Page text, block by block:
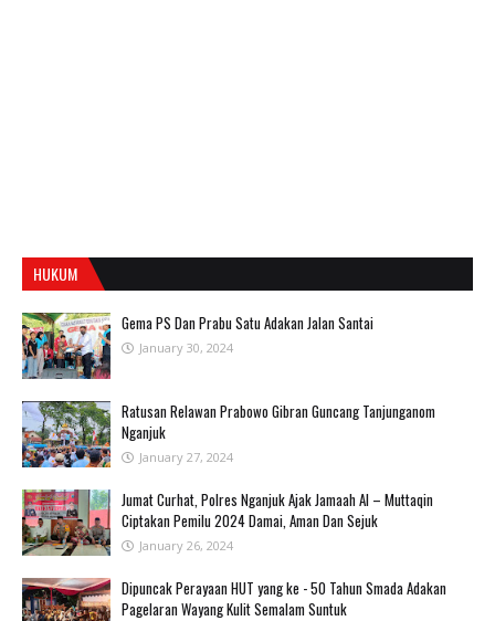
HUKUM
Gema PS Dan Prabu Satu Adakan Jalan Santai
January 30, 2024
Ratusan Relawan Prabowo Gibran Guncang Tanjunganom
Nganjuk
January 27, 2024
Jumat Curhat, Polres Nganjuk Ajak Jamaah Al – Muttaqin
Ciptakan Pemilu 2024 Damai, Aman Dan Sejuk
January 26, 2024
Dipuncak Perayaan HUT yang ke - 50 Tahun Smada Adakan
Pagelaran Wayang Kulit Semalam Suntuk